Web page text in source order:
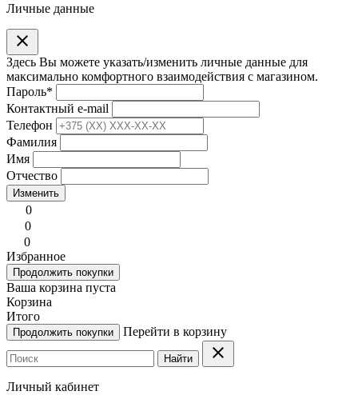
Личные данные
clear
Здесь Вы можете указать/изменить личные данные для
максимально комфортного взаимодействия с магазином.
Пароль*
Контактный e-mail
Телефон
Фамилия
Имя
Отчество
Изменить
0
0
0
Избранное
Продолжить покупки
Ваша корзина пуста
Корзина
Итого
Продолжить покупки Перейти в корзину
Найти clear
Личный кабинет